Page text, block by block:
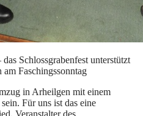
Schlossgrabenfest unterstützt
Faschingssonntag
in Arheilgen mit einem
Für uns ist das eine
Veranstalter des